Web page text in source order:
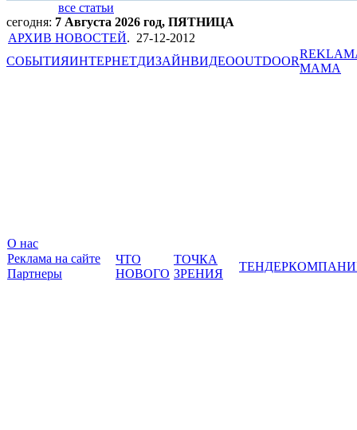
все статьи
сегодня: 7 Августа 2026 год, ПЯТНИЦА
АРХИВ НОВОСТЕЙ. 27-12-2012
СОБЫТИЯИНТЕРНЕТДИЗАЙНВИДЕОOUTDOOR
MAMA
О нас
Реклама на сайте
Партнеры
ЧТО
НОВОГО
ТОЧКА
ЗРЕНИЯ
ТЕНДЕР